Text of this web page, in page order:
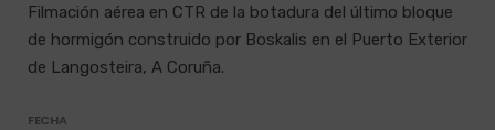
Filmación aérea en CTR de la botadura del último bloque
de hormigón construido por Boskalis en el Puerto Exterior
de Langosteira, A Coruña.
FECHA